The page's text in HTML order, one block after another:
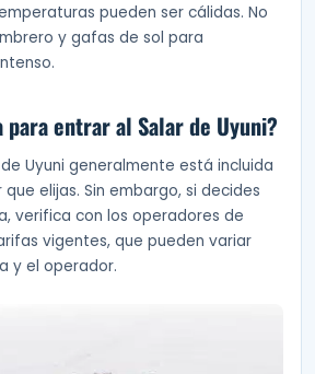
pueden ser cálidas. No
y gafas de sol para
para entrar al Salar de Uyuni?
Uyuni generalmente está incluida
elijas. Sin embargo, si decides
verifica con los operadores de
vigentes, que pueden variar
y el operador.